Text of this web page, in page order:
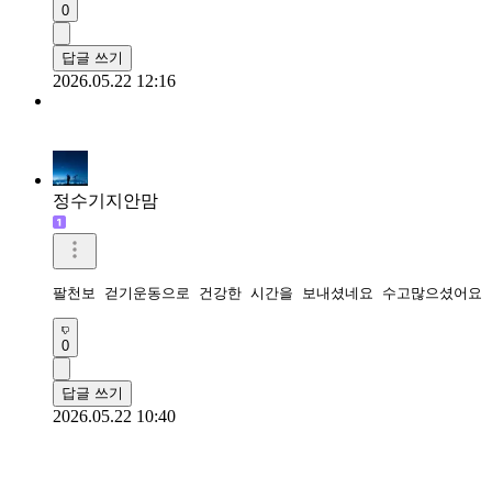
0
답글 쓰기
2026.05.22 12:16
정수기지안맘
팔천보 걷기운동으로 건강한 시간을 보내셨네요 수고많으셨어요
0
답글 쓰기
2026.05.22 10:40